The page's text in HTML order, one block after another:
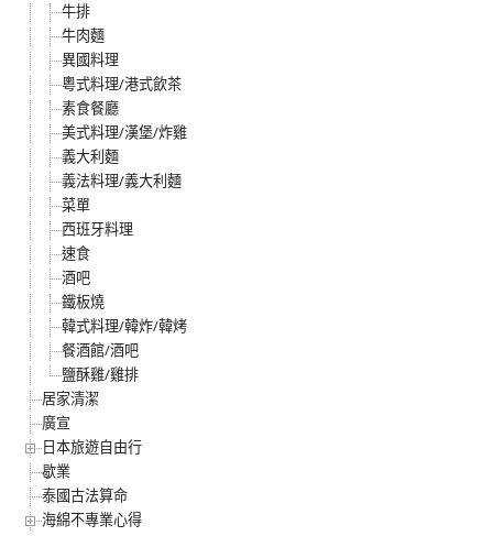
牛排
牛肉麵
異國料理
粵式料理/港式飲茶
素食餐廳
美式料理/漢堡/炸雞
義大利麵
義法料理/義大利麵
菜單
西班牙料理
速食
酒吧
鐵板燒
韓式料理/韓炸/韓烤
餐酒館/酒吧
鹽酥雞/雞排
居家清潔
廣宣
日本旅遊自由行
歇業
泰國古法算命
海綿不專業心得